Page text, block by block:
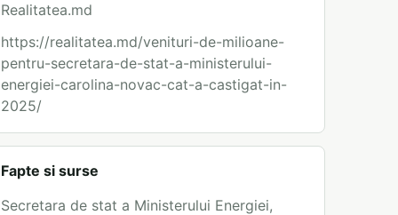
Realitatea.md
https://realitatea.md/venituri-de-milioane-
pentru-secretara-de-stat-a-ministerului-
energiei-carolina-novac-cat-a-castigat-in-
2025/
Fapte si surse
Secretara de stat a Ministerului Energiei,